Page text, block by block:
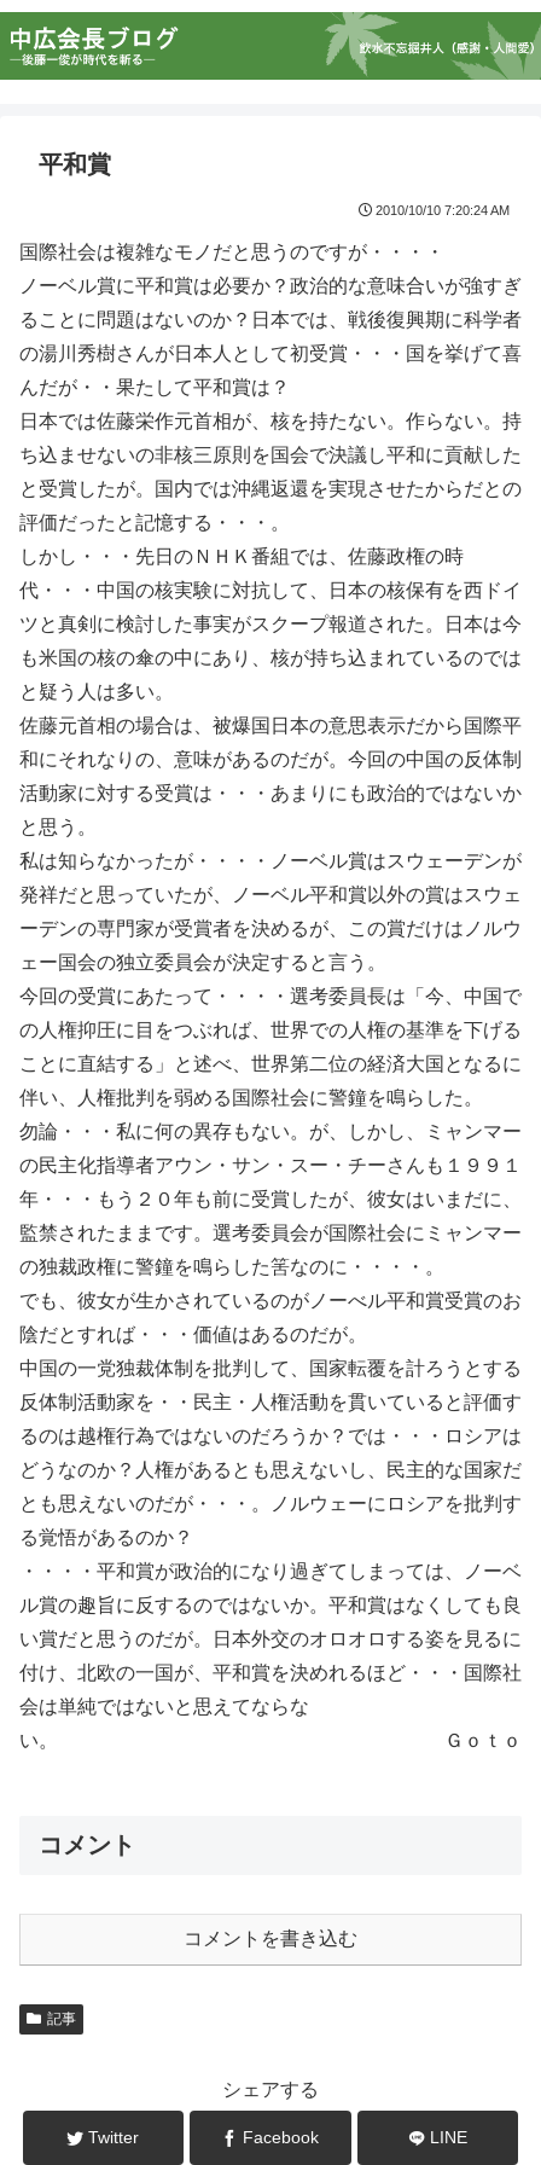
平和賞
2010/10/10 7:20:24 AM
国際社会は複雑なモノだと思うのですが・・・・
ノーベル賞に平和賞は必要か？政治的な意味合いが強すぎ
ることに問題はないのか？日本では、戦後復興期に科学者
の湯川秀樹さんが日本人として初受賞・・・国を挙げて喜
んだが・・果たして平和賞は？
日本では佐藤栄作元首相が、核を持たない。作らない。持
ち込ませないの非核三原則を国会で決議し平和に貢献した
と受賞したが。国内では沖縄返還を実現させたからだとの
評価だったと記憶する・・・。
しかし・・・先日のＮＨＫ番組では、佐藤政権の時
代・・・中国の核実験に対抗して、日本の核保有を西ドイ
ツと真剣に検討した事実がスクープ報道された。日本は今
も米国の核の傘の中にあり、核が持ち込まれているのでは
と疑う人は多い。
佐藤元首相の場合は、被爆国日本の意思表示だから国際平
和にそれなりの、意味があるのだが。今回の中国の反体制
活動家に対する受賞は・・・あまりにも政治的ではないか
と思う。
私は知らなかったが・・・・ノーベル賞はスウェーデンが
発祥だと思っていたが、ノーベル平和賞以外の賞はスウェ
ーデンの専門家が受賞者を決めるが、この賞だけはノルウ
ェー国会の独立委員会が決定すると言う。
今回の受賞にあたって・・・・選考委員長は「今、中国で
の人権抑圧に目をつぶれば、世界での人権の基準を下げる
ことに直結する」と述べ、世界第二位の経済大国となるに
伴い、人権批判を弱める国際社会に警鐘を鳴らした。
勿論・・・私に何の異存もない。が、しかし、ミャンマー
の民主化指導者アウン・サン・スー・チーさんも１９９１
年・・・もう２０年も前に受賞したが、彼女はいまだに、
監禁されたままです。選考委員会が国際社会にミャンマー
の独裁政権に警鐘を鳴らした筈なのに・・・・。
でも、彼女が生かされているのがノーべル平和賞受賞のお
陰だとすれば・・・価値はあるのだが。
中国の一党独裁体制を批判して、国家転覆を計ろうとする
反体制活動家を・・民主・人権活動を貫いていると評価す
るのは越権行為ではないのだろうか？では・・・ロシアは
どうなのか？人権があるとも思えないし、民主的な国家だ
とも思えないのだが・・・。ノルウェーにロシアを批判す
る覚悟があるのか？
・・・・平和賞が政治的になり過ぎてしまっては、ノーベ
ル賞の趣旨に反するのではないか。平和賞はなくしても良
い賞だと思うのだが。日本外交のオロオロする姿を見るに
付け、北欧の一国が、平和賞を決めれるほど・・・国際社
会は単純ではないと思えてならな
い。 Ｇｏｔｏ
コメント
コメントを書き込む
記事
シェアする
Twitter Facebook LINE